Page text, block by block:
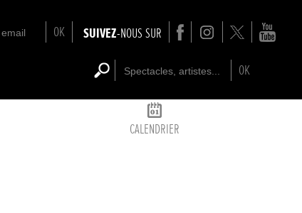
OK SUIVEZ-NOUS SUR
OK
CALENDRIER